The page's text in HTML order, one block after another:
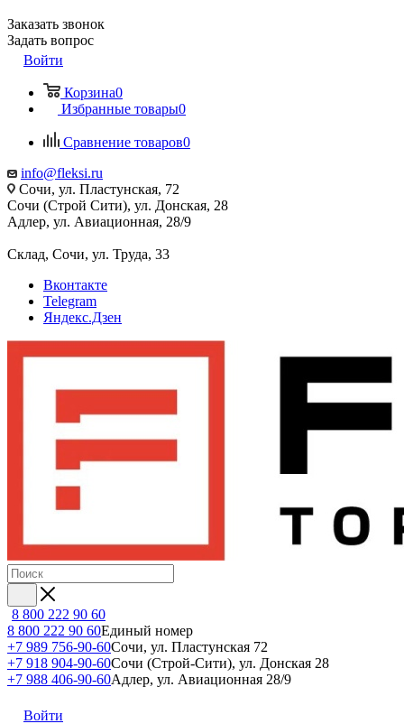
Заказать звонок
Задать вопрос
Войти
Корзина0
Избранные товары0
Сравнение товаров0
info@fleksi.ru
Сочи, ул. Пластунская, 72
Сочи (Строй Сити), ул. Донская, 28
Адлер, ул. Авиационная, 28/9
Склад, Сочи, ул. Труда, 33
Вконтакте
Telegram
Яндекс.Дзен
8 800 222 90 60
8 800 222 90 60Единый номер
+7 989 756-90-60Сочи, ул. Пластунская 72
+7 918 904-90-60Сочи (Строй-Сити), ул. Донская 28
+7 988 406-90-60Адлер, ул. Авиационная 28/9
Войти